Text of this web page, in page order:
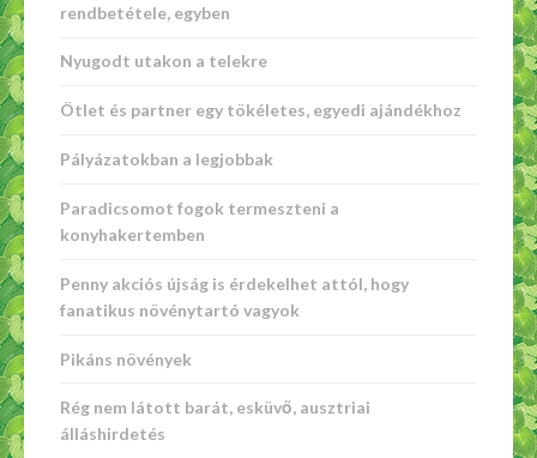
rendbetétele, egyben
Nyugodt utakon a telekre
Ötlet és partner egy tökéletes, egyedi ajándékhoz
Pályázatokban a legjobbak
Paradicsomot fogok termeszteni a
konyhakertemben
Penny akciós újság is érdekelhet attól, hogy
fanatikus növénytartó vagyok
Pikáns növények
Rég nem látott barát, esküvő, ausztriai
álláshirdetés